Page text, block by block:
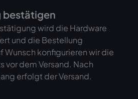
bestätigen
wird die Hardware
und die Bestellung
Wunsch konfigurieren wir die
vor dem Versand. Nach
erfolgt der Versand.